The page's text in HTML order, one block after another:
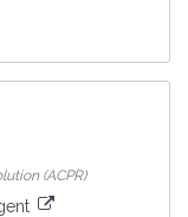
(ACPR)